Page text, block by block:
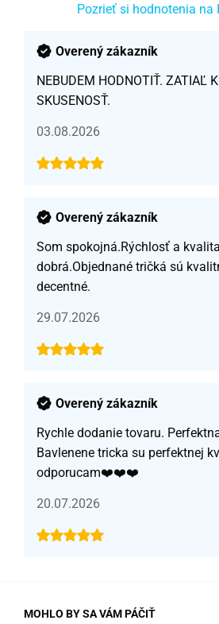
Pozrieť si hodnotenia na
Overený zákazník
NEBUDEM HODNOTIŤ. ZATIAĽ
SKUSENOSŤ.
03.08.2026
Overený zákazník
Som spokojná.Rýchlosť a
dobrá.Objednané tričká sú
decentné.
29.07.2026
Overený zákazník
Rychle dodanie tovaru.
Bavlenene tricka su perfektnej
odporucam❤️❤️❤️
20.07.2026
MOHLO BY SA VÁM PÁČIŤ